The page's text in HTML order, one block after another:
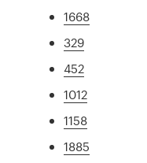
1668
329
452
1012
1158
1885